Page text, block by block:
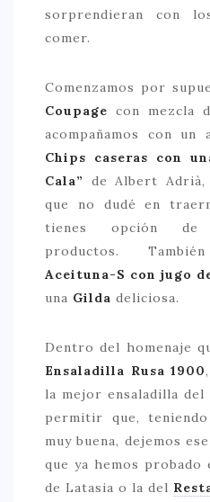
MAPA
CONTACTO
sorprendieran con
comer.
Comenzamos por
Coupage con mezcla
acompañamos con un
Chips caseras con
Cala”
de Albert
que no dudé en
tienes opción de
productos.
Aceituna-S con jugo
una Gilda deliciosa.
Dentro del homenaje
Ensaladilla Rusa 1900
la mejor ensaladilla del
permitir que,
muy buena, dejemos
que ya hemos probado
de Latasia o la del